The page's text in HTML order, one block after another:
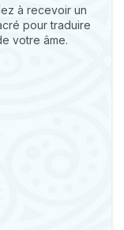
à recevoir un
pour traduire
votre âme.